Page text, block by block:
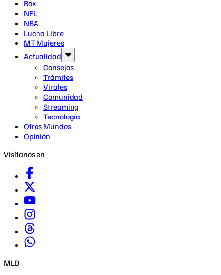
Box
NFL
NBA
Lucha Libre
MT Mujeres
Actualidad
Consejos
Trámites
Virales
Comunidad
Streaming
Tecnología
Otros Mundos
Opinión
Visítanos en
MLB